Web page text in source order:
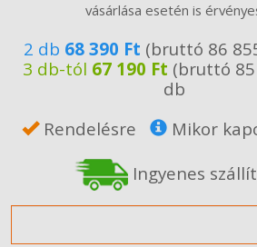
vásárlása esetén is
2 db 68 390 Ft (bruttó 86
3 db-tól 67 190 Ft (bruttó
db
Rendelésre
Mikor
Ingyenes